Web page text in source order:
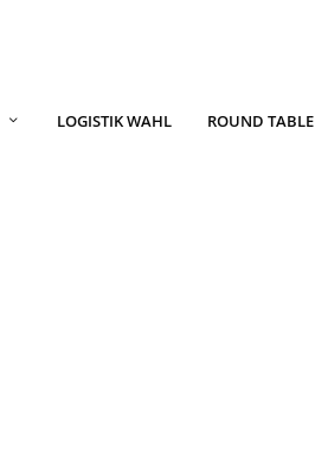
LOGISTIK WAHL ROUND TABLE